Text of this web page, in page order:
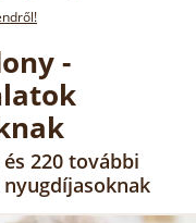
-
220 további